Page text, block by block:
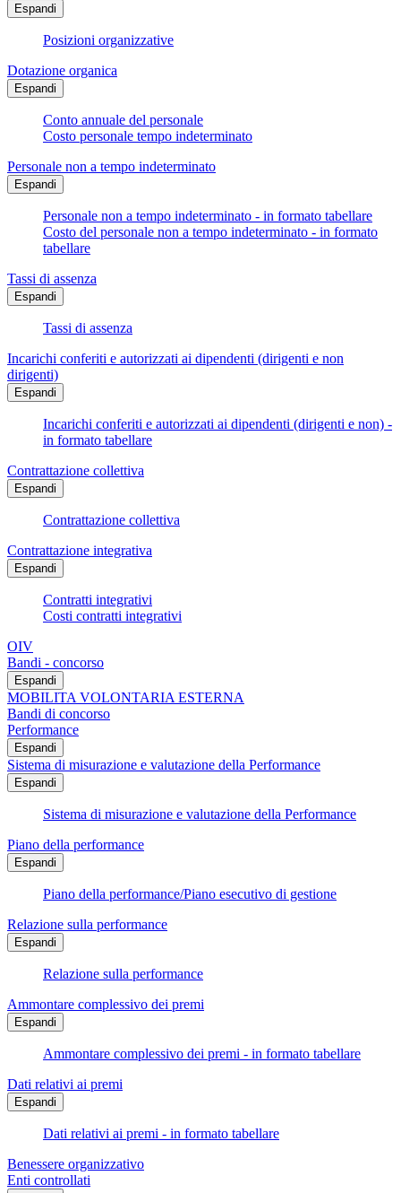
Espandi
Posizioni organizzative
Dotazione organica
Espandi
Conto annuale del personale
Costo personale tempo indeterminato
Personale non a tempo indeterminato
Espandi
Personale non a tempo indeterminato - in formato tabellare
Costo del personale non a tempo indeterminato - in formato
tabellare
Tassi di assenza
Espandi
Tassi di assenza
Incarichi conferiti e autorizzati ai dipendenti (dirigenti e non
dirigenti)
Espandi
Incarichi conferiti e autorizzati ai dipendenti (dirigenti e non) -
in formato tabellare
Contrattazione collettiva
Espandi
Contrattazione collettiva
Contrattazione integrativa
Espandi
Contratti integrativi
Costi contratti integrativi
OIV
Bandi - concorso
Espandi
MOBILITA VOLONTARIA ESTERNA
Bandi di concorso
Performance
Espandi
Sistema di misurazione e valutazione della Performance
Espandi
Sistema di misurazione e valutazione della Performance
Piano della performance
Espandi
Piano della performance/Piano esecutivo di gestione
Relazione sulla performance
Espandi
Relazione sulla performance
Ammontare complessivo dei premi
Espandi
Ammontare complessivo dei premi - in formato tabellare
Dati relativi ai premi
Espandi
Dati relativi ai premi - in formato tabellare
Benessere organizzativo
Enti controllati